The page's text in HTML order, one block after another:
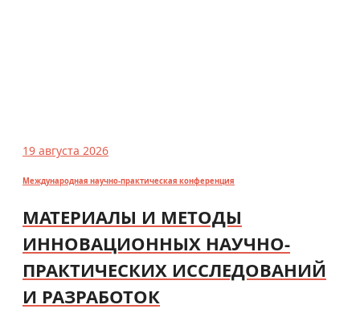
19 августа 2026
Международная научно-практическая конференция
МАТЕРИАЛЫ И МЕТОДЫ
ИННОВАЦИОННЫХ НАУЧНО-
ПРАКТИЧЕСКИХ ИССЛЕДОВАНИЙ
И РАЗРАБОТОК